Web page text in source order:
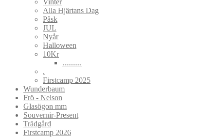
Vinter
Alla Hjärtans Dag
Påsk
JUL
Nyår
Halloween
10Kr
..........
.
Firstcamp 2025
Wunderbaum
Frö - Nelson
Glasögon mm
Souvernir-Present
Trädgård
Firstcamp 2026